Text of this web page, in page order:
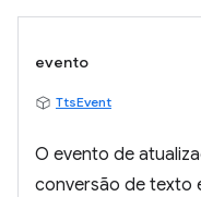
evento
TtsEvent
O evento de
conversão de texto